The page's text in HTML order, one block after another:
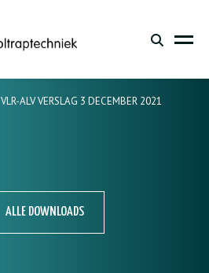
VLR-ALV VERSLAG 3 DECEMBER 2021
ALLE DOWNLOADS